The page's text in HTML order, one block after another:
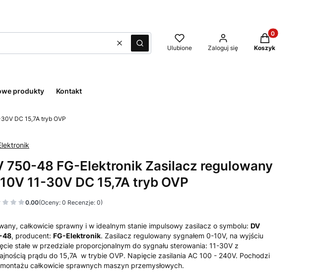
WyczyśćSzukaj Ulubione Zaloguj się
Produkty w
Koszyk
produkty Kontakt
DC 15,7A tryb OVP
750-48 FG-Elektronik Zasilacz regulowany
11-30V DC 15,7A tryb OVP
0.00(Oceny: 0 Recenzje: 0)
całkowicie sprawny i w idealnym stanie impulsowy zasilacz o symbolu: DV
48, producent: FG-Elektronik. Zasilacz regulowany sygnałem 0-10V, na wyjściu
stałe w przedziale proporcjonalnym do sygnału sterowania: 11-30V z
prądu do 15,7A w trybie OVP. Napięcie zasilania AC 100 - 240V. Pochodzi
całkowicie sprawnych maszyn przemysłowych.